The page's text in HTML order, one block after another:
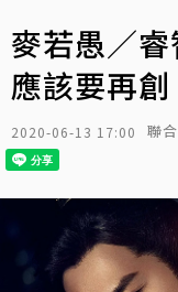
麥若愚／睿
應該要再
2020-06-13 17:00 聯